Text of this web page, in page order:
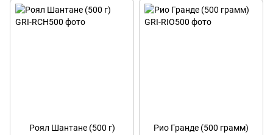
Роял Шантане (500 г) Рио Гранде (500 грамм)